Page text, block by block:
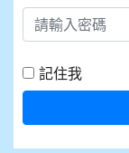
記住我